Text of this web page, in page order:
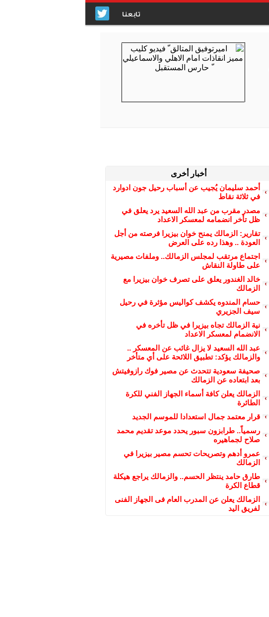
تابعنا
أخبار أخرى
أحمد سليمان يُجيب عن أسباب رحيل جون ادوارد
في ثلاثة نقاط
مصدر مقرب من عبد الله السعيد يرد يعلق في
ظل تأخر انضمامه لمعسكر الاعداد
تقارير: الزمالك يمنح خوان بيزيرا فرصته من أجل
العودة .. وهذا رده على العرض
اجتماع مرتقب لمجلس الزمالك.. وملفات مصيرية
على طاولة النقاش
خالد الغندور يعلق على تصرف خوان بيزيرا مع
الزمالك
حسام المندوه يكشف كواليس مؤثرة في رحيل
سيف الجزيري
نية الزمالك تجاه بيزيرا في ظل تأخره في
الانضمام لمعسكر الاعداد
عبد الله السعيد لا يزال غائب عن المعسكر ..
والزمالك يؤكد: تطبيق اللائحة على أي متأخر
صحيفة سعودية تتحدث عن مصير فوك رازوفيتش
بعد ابتعاده عن الزمالك
الزمالك يعلن كافة أسماء الجهاز الفني للكرة
الطائرة
قرار معتمد جمال استعدادا للموسم الجديد
رسمياً.. طرابزون سبور يحدد موعد تقديم محمد
صلاح لجماهيره
عمرو أدهم وتصريحات تحسم مصير بيزيرا في
الزمالك
طارق حامد ينتظر الحسم.. والزمالك يراجع هيكلة
قطاع الكرة
الزمالك يعلن عن المدرب العام فى الجهاز الفنى
لفريق اليد